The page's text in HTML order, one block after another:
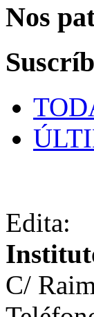
Nos
Edita:
C/